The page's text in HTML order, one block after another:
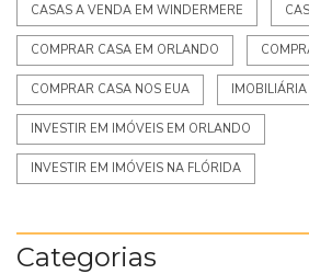
CASAS A VENDA EM WINDERMERE
COMPRAR CASA EM ORLANDO
COMPRAR CASA NOS EUA
INVESTIR EM IMÓVEIS EM ORLANDO
INVESTIR EM IMÓVEIS NA FLÓRIDA
Categorias